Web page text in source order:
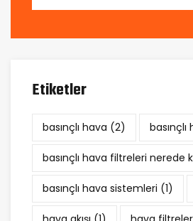
Etiketler
basınçlı hava (2)
basınçlı hava filtreleri nerede
basınçlı hava sistemleri (1)